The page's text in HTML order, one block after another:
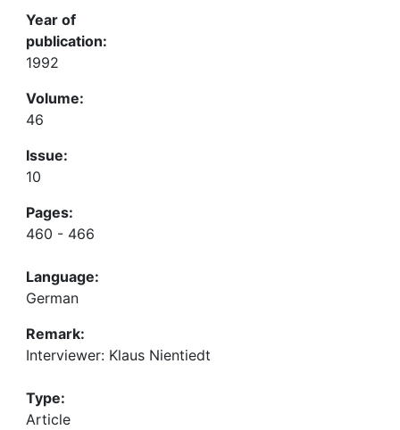
Year of
publication:
1992
Volume:
46
Issue:
10
Pages:
460 - 466
Language:
German
Remark:
Interviewer: Klaus Nientiedt
Type:
Article